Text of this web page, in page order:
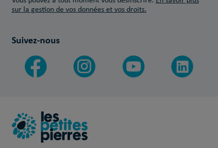
sur la gestion de vos données et vos droits.
Suivez-nous